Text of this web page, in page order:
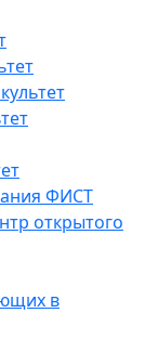
ФИСТ
открытого
в